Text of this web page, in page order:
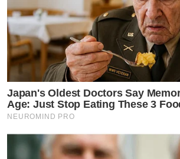
Japan's Oldest Doctors Say
Age: Just Stop Eating These 3
NEUROMIND PRO